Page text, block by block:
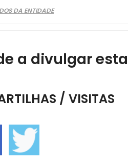
DA ENTIDADE
a divulgar
/ VISITAS